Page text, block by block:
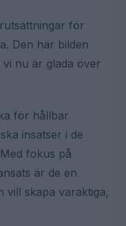
för
Den här bilden
nu är glada över
för hållbar
insatser i de
fokus på
är de en
vill skapa varaktiga,